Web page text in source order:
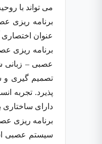
می تواند با
عنوان اختصاری
برنامه ریزی
عصبی – زبانی
تصمیم گیری و
پذیرد. تجربه
دارای
برنامه ریزی
سیستم عصبی